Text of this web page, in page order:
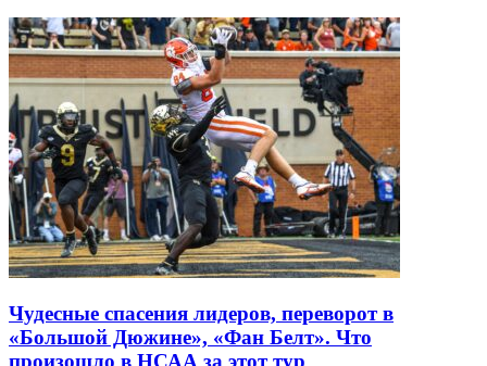
Чудесные спасения лидеров, переворот в
«Большой Дюжине», «Фан Белт». Что